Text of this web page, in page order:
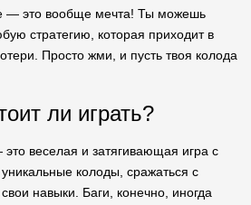
— это вообще мечта! Ты можешь
стратегию, которая приходит в
Просто жми, и пусть твоя колода
ли играть?
веселая и затягивающая игра с
колоды, сражаться с
навыки. Баги, конечно, иногда